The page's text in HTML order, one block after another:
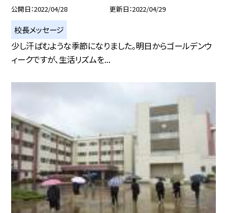
公開日 2022/04/28 更新日 2022/04/29
校長メッセージ
少し汗ばむような季節になりました。明日からゴールデンウ
ィークですが、生活リズムを...